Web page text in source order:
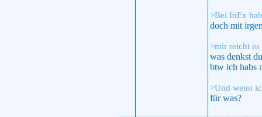
>Bei InEx
doch mit
>mir reicht
was denkst
btw ich habs
>Und wenn
für was?